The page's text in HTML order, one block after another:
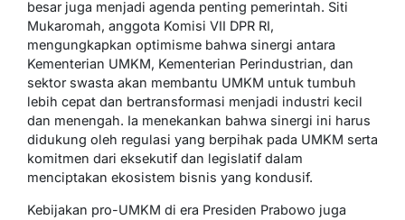
besar juga menjadi agenda penting pemerintah. Siti
Mukaromah, anggota Komisi VII DPR RI,
mengungkapkan optimisme bahwa sinergi antara
Kementerian UMKM, Kementerian Perindustrian, dan
sektor swasta akan membantu UMKM untuk tumbuh
lebih cepat dan bertransformasi menjadi industri kecil
dan menengah. Ia menekankan bahwa sinergi ini harus
didukung oleh regulasi yang berpihak pada UMKM serta
komitmen dari eksekutif dan legislatif dalam
menciptakan ekosistem bisnis yang kondusif.
Kebijakan pro-UMKM di era Presiden Prabowo juga